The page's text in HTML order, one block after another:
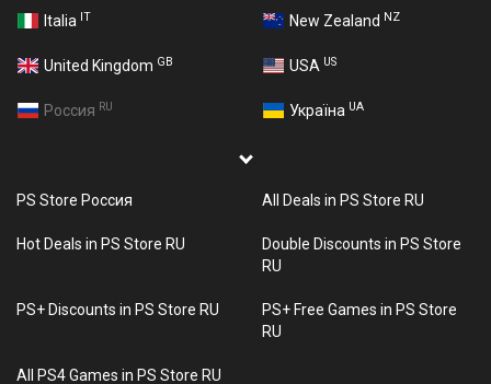
Italia IT New Zealand NZ
United Kingdom GB USA US
Россия RU Україна UA
PS Store Россия All Deals in PS Store RU
Hot Deals in PS Store RU
Double Discounts in PS Store
RU
PS+ Discounts in PS Store RU
PS+ Free Games in PS Store
RU
All PS4 Games in PS Store RU